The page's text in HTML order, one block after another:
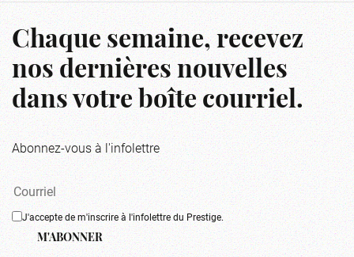
Chaque semaine, recevez
nos dernières nouvelles
dans votre boîte courriel.
Abonnez-vous à l'infolettre
J'accepte de m'inscrire à l'infolettre du Prestige.
M'ABONNER